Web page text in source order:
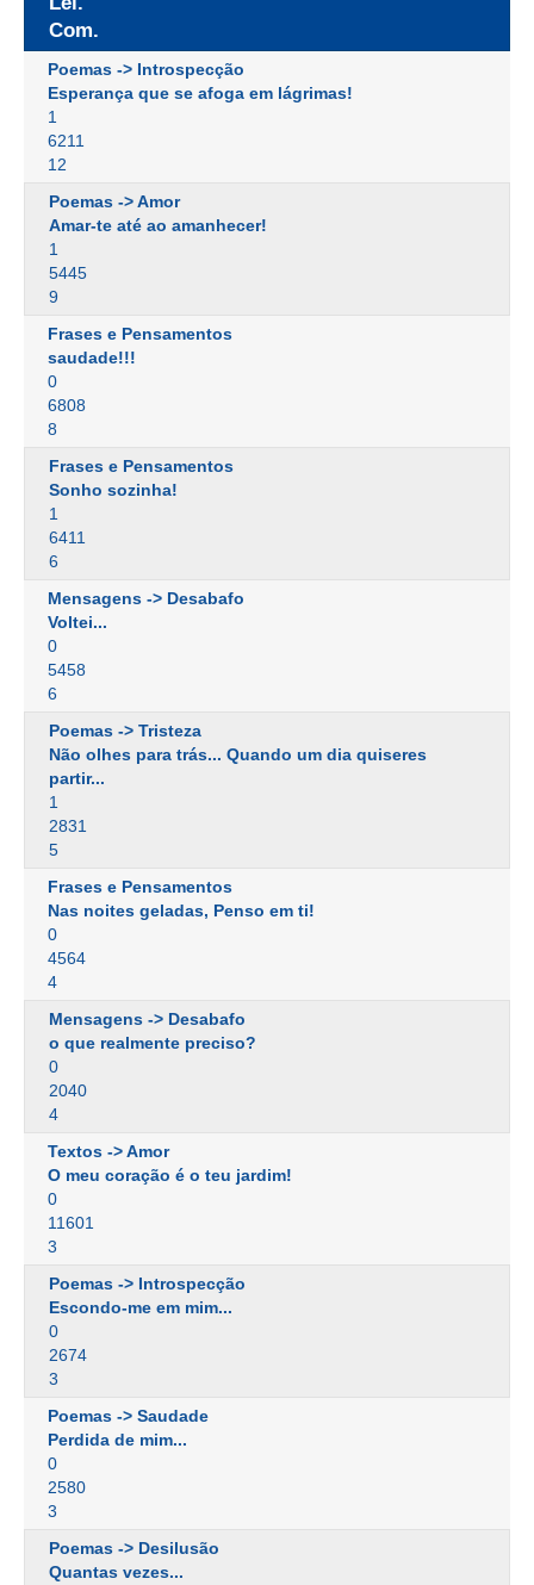
Com.
Poemas -> Introspecção
Esperança que se afoga em lágrimas!
1
6211
12
Poemas -> Amor
Amar-te até ao amanhecer!
1
5445
9
Frases e Pensamentos
saudade!!!
0
6808
8
Frases e Pensamentos
Sonho sozinha!
1
6411
6
Mensagens -> Desabafo
Voltei...
0
5458
6
Poemas -> Tristeza
Não olhes para trás... Quando um dia quiseres
partir...
1
2831
5
Frases e Pensamentos
Nas noites geladas, Penso em ti!
0
4564
4
Mensagens -> Desabafo
o que realmente preciso?
0
2040
4
Textos -> Amor
O meu coração é o teu jardim!
0
11601
3
Poemas -> Introspecção
Escondo-me em mim...
0
2674
3
Poemas -> Saudade
Perdida de mim...
0
2580
3
Poemas -> Desilusão
Quantas vezes...